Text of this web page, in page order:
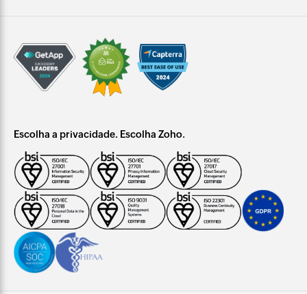
Escolha a privacidade. Escolha Zoho.